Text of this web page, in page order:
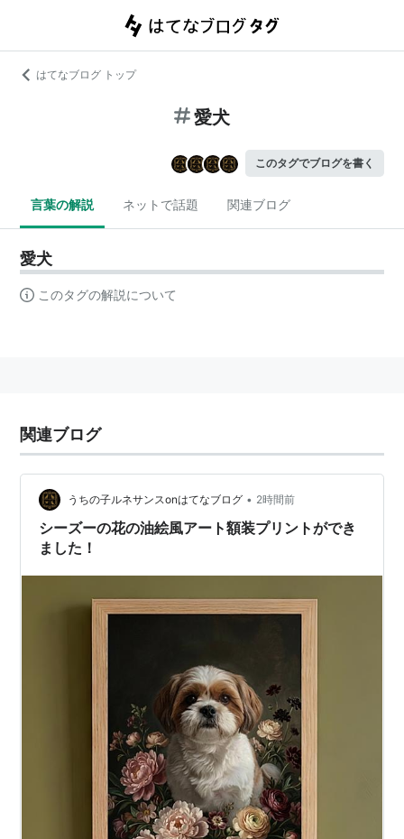
はてなブログ トップ
愛犬
このタグでブログを書く
言葉の解説 ネットで話題 関連ブログ
愛犬
このタグの解説について
関連ブログ
うちの子ルネサンスonはてなブログ • 2時間前
シーズーの花の油絵風アート額装プリントができ
ました！